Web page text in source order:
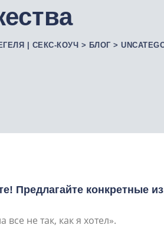
| СЕКС-КОУЧ > БЛОГ >
Предлагайте конкретные
все не так, как я хотел».